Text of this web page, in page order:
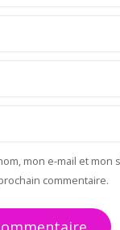
mon e-mail et mon
commentaire.